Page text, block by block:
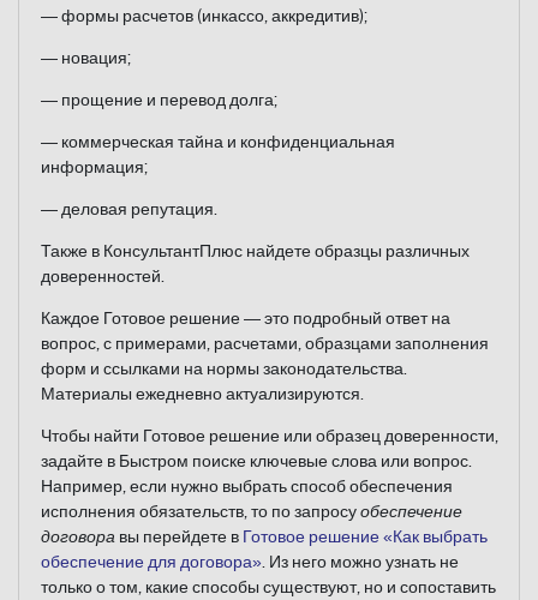
— формы расчетов (инкассо, аккредитив);
— новация;
— прощение и перевод долга;
— коммерческая тайна и конфиденциальная
информация;
— деловая репутация.
Также в КонсультантПлюс найдете образцы различных
доверенностей.
Каждое Готовое решение — это подробный ответ на
вопрос, с примерами, расчетами, образцами заполнения
форм и ссылками на нормы законодательства.
Материалы ежедневно актуализируются.
Чтобы найти Готовое решение или образец доверенности,
задайте в Быстром поиске ключевые слова или вопрос.
Например, если нужно выбрать способ обеспечения
исполнения обязательств, то по запросуобеспечение
договоравы перейдете в Готовое решение «Как выбрать
обеспечение для договора». Из него можно узнать не
только о том, какие способы существуют, но и сопоставить